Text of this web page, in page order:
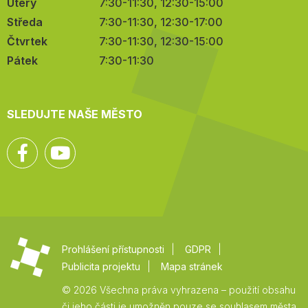
Úterý
7:30-11:30, 12:30-15:00
Středa
7:30-11:30, 12:30-17:00
Čtvrtek
7:30-11:30, 12:30-15:00
Pátek
7:30-11:30
SLEDUJTE NAŠE MĚSTO
Facebook
Prohlášení přístupnosti
GDPR
Publicita projektu
Mapa stránek
© 2026 Všechna práva vyhrazena – použití obsahu